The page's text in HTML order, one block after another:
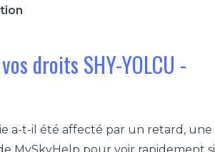
droits SHY-YOLCU -
a-t-il été affecté par un retard, une
MySkyHelp pour voir rapidement